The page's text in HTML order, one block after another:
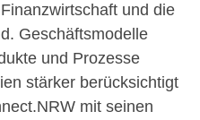
und die
Geschäftsmodelle
und Prozesse
stärker berücksichtigt
mit seinen